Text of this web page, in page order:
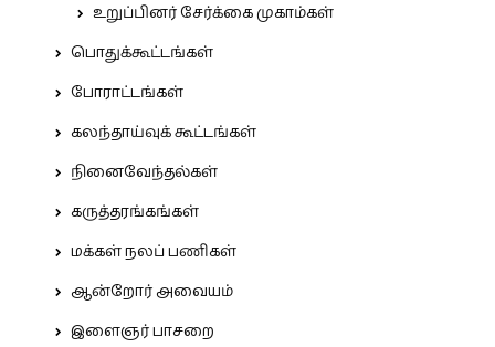
உறுப்பினர் சேர்க்கை முகாம்கள்
பொதுக்கூட்டங்கள்
போராட்டங்கள்
கலந்தாய்வுக் கூட்டங்கள்
நினைவேந்தல்கள்
கருத்தரங்கங்கள்
மக்கள் நலப் பணிகள்
ஆன்றோர் அவையம்
இளைஞர் பாசறை